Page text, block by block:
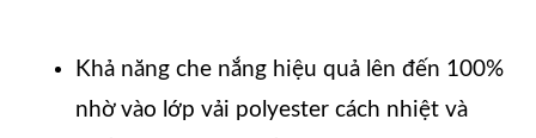
Khả năng che nắng hiệu quả lên đến 100%
nhờ vào lớp vải polyester cách nhiệt và